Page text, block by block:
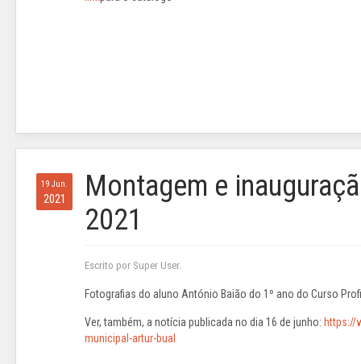
19 Jun.
2021
Montagem e
2021
Escrito por Super User.
Fotografias do aluno António Baião do 1º ano do Curso
Ver, também, a notícia publicada no dia 16 de junho: https://
municipal-artur-bual